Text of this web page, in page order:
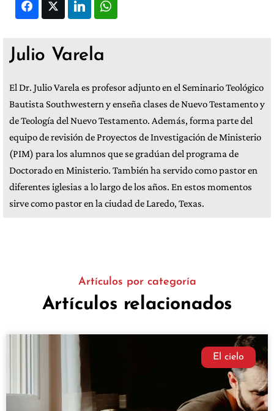
FacebookTwitter LinkedIn
Julio Varela
El Dr. Julio Varela es profesor adjunto en el Seminario Teológico
Bautista Southwestern y enseña clases de Nuevo Testamento y
de Teología del Nuevo Testamento. Además, forma parte del
equipo de revisión de Proyectos de Investigación de Ministerio
(PIM) para los alumnos que se gradúan del programa de
Doctorado en Ministerio. También ha servido como pastor en
diferentes iglesias a lo largo de los años. En estos momentos
sirve como pastor en la ciudad de Laredo, Texas.
Artículos por categoría
Artículos relacionados
El cielo